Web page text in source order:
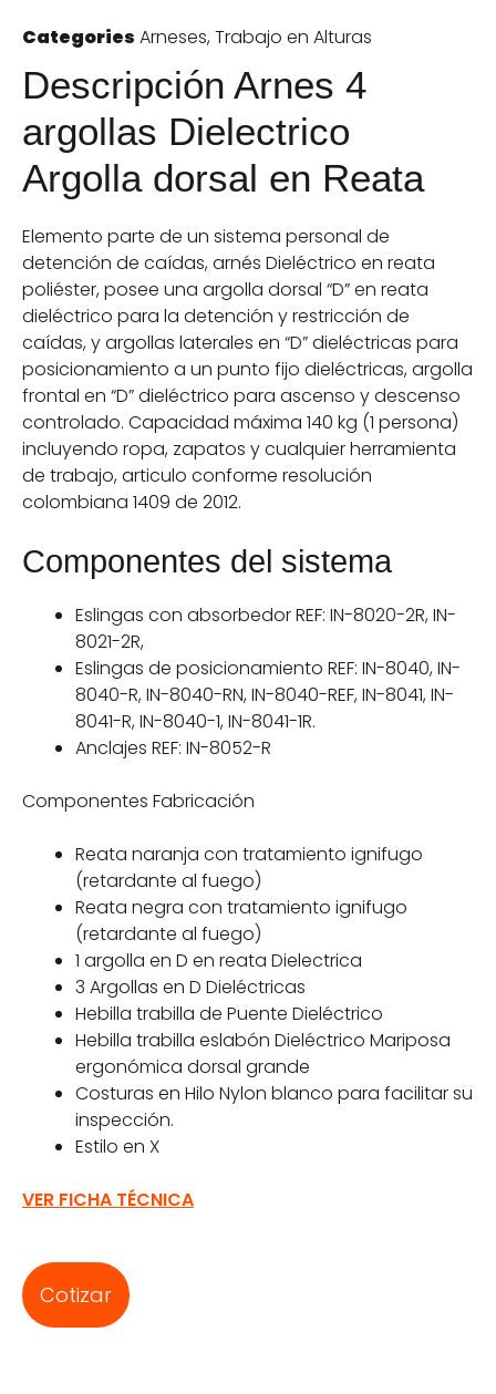
Categories Arneses,Trabajo en Alturas
Descripción Arnes 4
argollas Dielectrico
Argolla dorsal en Reata
Elemento parte de un sistema personal de
detención de caídas, arnés Dieléctrico en reata
poliéster, posee una argolla dorsal “D” en reata
dieléctrico para la detención y restricción de
caídas, y argollas laterales en “D” dieléctricas para
posicionamiento a un punto fijo dieléctricas, argolla
frontal en “D” dieléctrico para ascenso y descenso
controlado. Capacidad máxima 140 kg (1 persona)
incluyendo ropa, zapatos y cualquier herramienta
de trabajo, articulo conforme resolución
colombiana 1409 de 2012.
Componentes del sistema
Eslingas con absorbedor REF: IN-8020-2R, IN-
8021-2R,
Eslingas de posicionamiento REF: IN-8040, IN-
8040-R, IN-8040-RN, IN-8040-REF, IN-8041, IN-
8041-R, IN-8040-1, IN-8041-1R.
Anclajes REF: IN-8052-R
Componentes Fabricación
Reata naranja con tratamiento ignifugo
(retardante al fuego)
Reata negra con tratamiento ignifugo
(retardante al fuego)
1 argolla en D en reata Dielectrica
3 Argollas en D Dieléctricas
Hebilla trabilla de Puente Dieléctrico
Hebilla trabilla eslabón Dieléctrico Mariposa
ergonómica dorsal grande
Costuras en Hilo Nylon blanco para facilitar su
inspección.
Estilo en X
VER FICHA TÉCNICA
Cotizar